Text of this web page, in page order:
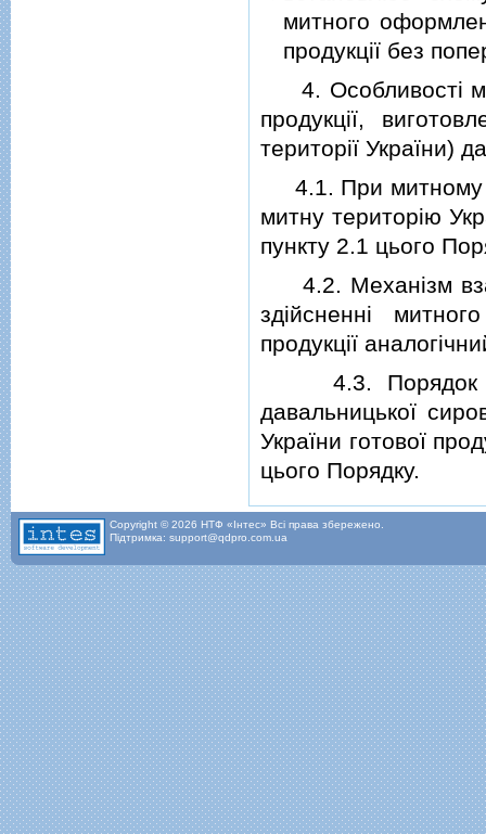
митного
продукцiї без
4. Особливостi
продукцiї,
територiї України)
4.1. При митному
митну територiю
пункту 2.1 цього
4.2. Механiзм
здiйсненнi
продукцiї
4.3. Порядок
давальницької
України готової
цього Порядку.
Copyright © 2026 НТФ «Інтес» Всі права збережено.
Підтримка: support@qdpro.com.ua